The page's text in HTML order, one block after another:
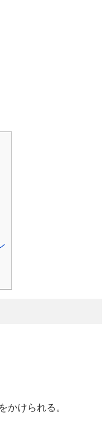
かけられる。